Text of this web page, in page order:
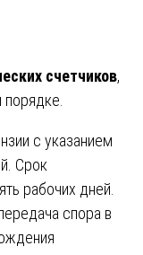
счетчиков,
с указанием
Срок
рабочих дней.
спора в